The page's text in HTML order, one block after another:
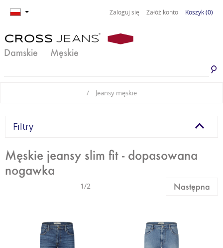
Zaloguj się Załóż konto Koszyk(0)
Damskie Męskie
Jeansy damskie
Odzież damska
Basic damski
Jeansy męskie
Odzież męska
Basic męski
/ Jeansy męskie
Filtry
Męskie jeansy slim fit - dopasowana
nogawka
Następna
1/2